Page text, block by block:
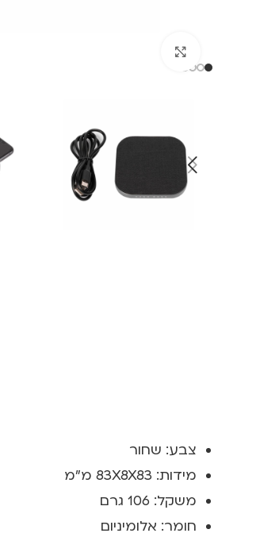
צבע: שחור
מידות: 83X8X83 מ"מ
משקל: 106 גרם
חומר: אלומיניום